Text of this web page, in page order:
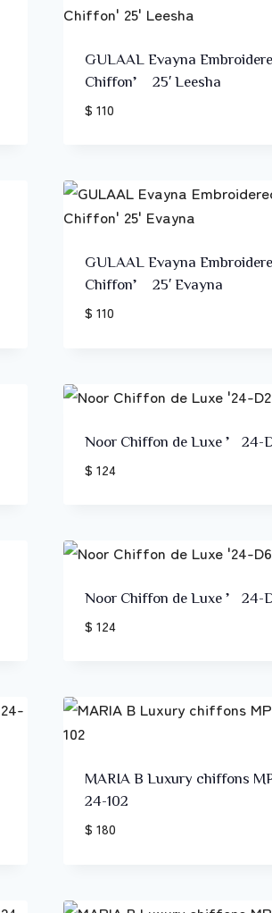
GULAAL Evayna
Chiffon’ 25′ Leesha
$ 110
GULAAL Evayna
Chiffon’ 25′ Evayna
$ 110
Noor Chiffon de Luxe ’24-
$ 124
Noor Chiffon de Luxe ’24-
$ 124
MARIA B Luxury chiffons
24-102
$ 180